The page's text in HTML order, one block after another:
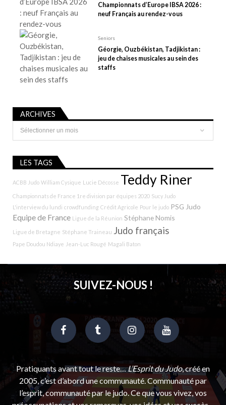
Championnats d’Europe IBSA 2026 :
neuf Français au rendez-vous
Seniors
Géorgie, Ouzbékistan, Tadjikistan :
jeu de chaises musicales au sein des
staffs
ARCHIVES
Archives
LES TAGS
ACBB Judo William Cysique Lucie Décosse Teddy Riner
Championnats de France 1re division par équipes 2020 Sucy Judo
L'interview du lundi crowdfunding Crédit Agricole Pour le judo PSG Judo
Equipe de France Ligue de la Réunion Stéphane Nomis
Ligue de Bretagne Stéphane Traineau Judo français
Pape Doudou Ndiaye Jean-Luc Rougé Magali Baton
SUIVEZ-NOUS !
Pratiquants avant tout le reste…L’Esprit du Judo, créé en
2005, c’est d’abord une communauté. Communauté par
l’esprit, communauté par le judo. Ce que vous vivez, vos